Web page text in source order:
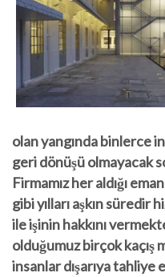
olan yangında binlerce
geri dönüşü olmayacak
Firmamız her aldığı
gibi yılları aşkın
ile işinin hakkını
olduğumuz birçok kaçış
insanlar dışarıya tahliye